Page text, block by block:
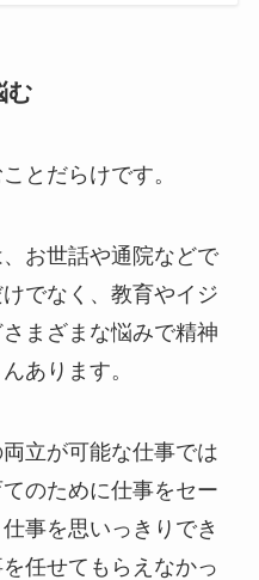
む
とだらけです。
お世話や通院などで
でなく、教育やイジ
まざまな悩みで精神
あります。
立が可能な仕事では
のために仕事をセー
事を思いっきりでき
任せてもらえなかっ